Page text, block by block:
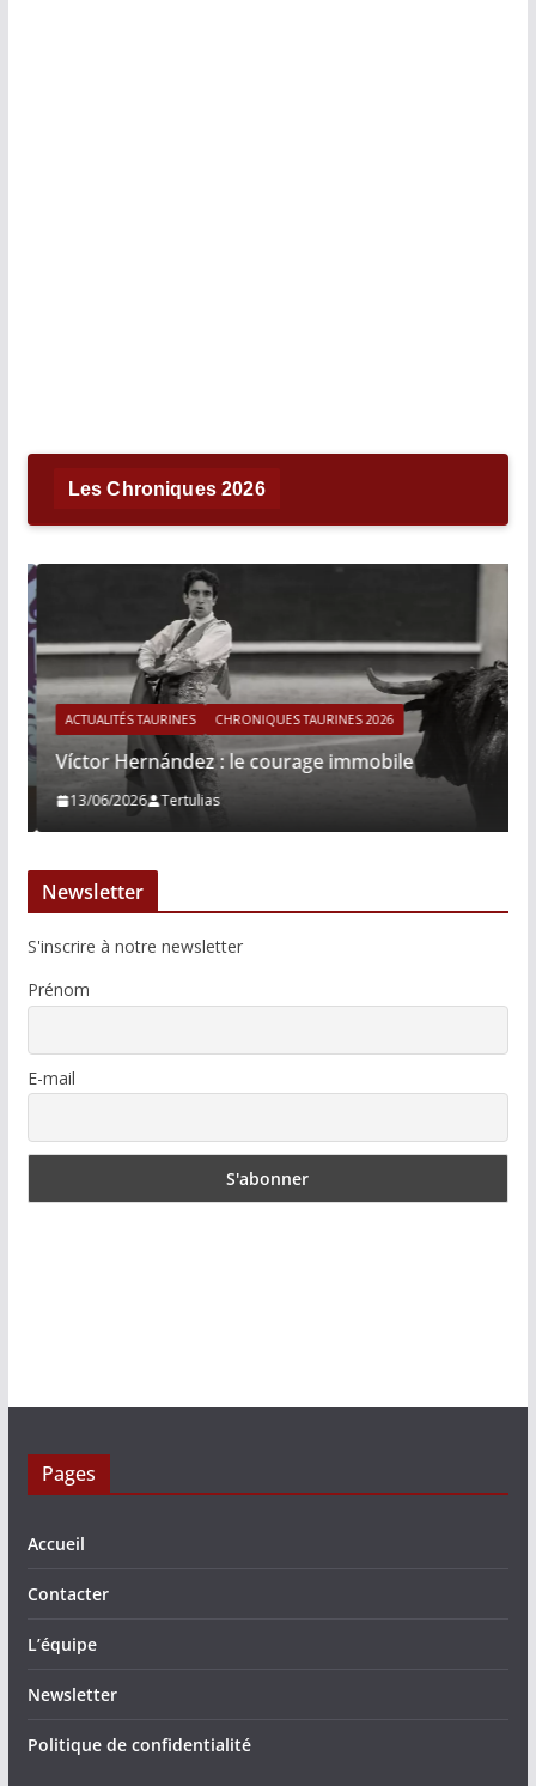
Les Chroniques 2026
ACTUALITÉS TAURINES CHRONIQUES TAURINES 2026
Víctor Hernández : le courage immobile
13/06/2026 Tertulias
Newsletter
S'inscrire à notre newsletter
Prénom
E-mail
Pages
Accueil
Contacter
L’équipe
Newsletter
Politique de confidentialité